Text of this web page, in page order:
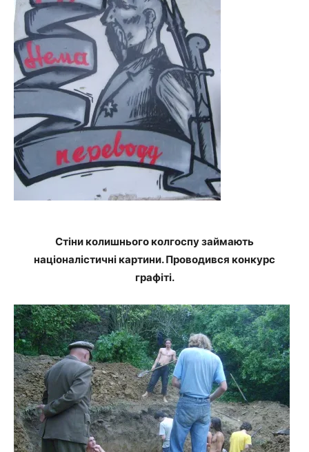
Стіни колишнього колгоспу займають
націоналістичні картини. Проводився конкурс
графіті.